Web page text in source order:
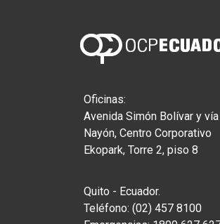
Oficinas:
Avenida Simón Bolívar y
Nayón, Centro Corporativo
Ekopark, Torre 2, piso 8
Quito - Ecuador.
Teléfono: (02) 457 8100